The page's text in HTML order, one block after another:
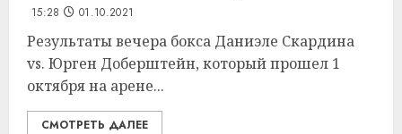
15:28 01.10.2021
Результаты вечера бокса Даниэле Скардина
vs. Юрген Доберштейн, который прошел 1
октября на арене...
СМОТРЕТЬ ДАЛЕЕ